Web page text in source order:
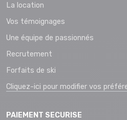
La location
Vos témoignages
Une équipe de passionnés
Recrutement
Forfaits de ski
Cliquez-ici pour modifier vos
PAIEMENT SECURISE